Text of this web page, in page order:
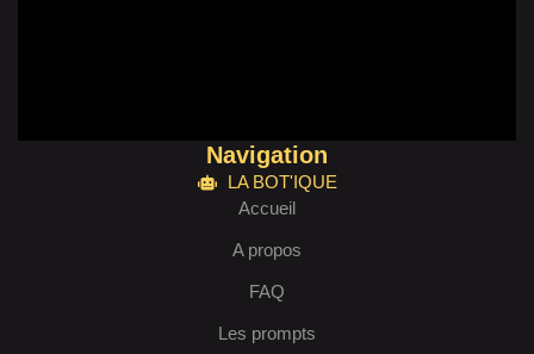
Navigation
LA BOT'IQUE
Accueil
A propos
FAQ
Les prompts